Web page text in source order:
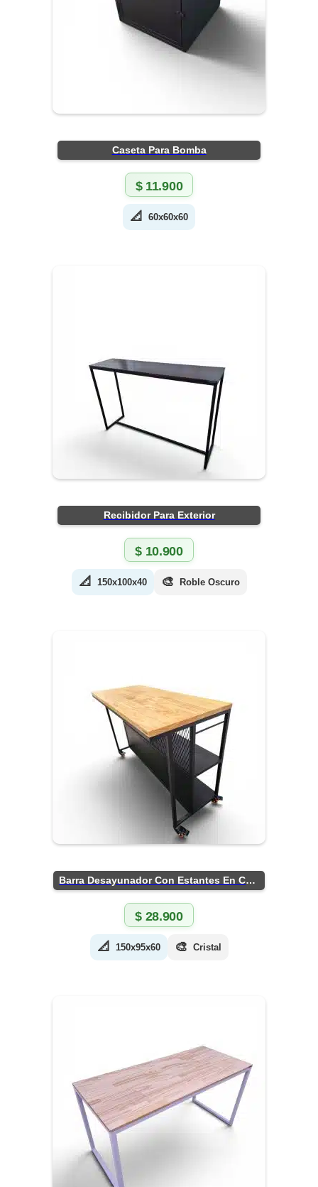
Caseta Para Bomba
$11.900
📐 60x60x60
Recibidor Para Exterior
$10.900
📐 150x100x40 🎨 Roble Oscuro
Barra Desayunador Con Estantes En Chapa
$28.900
📐 150x95x60 🎨 Cristal